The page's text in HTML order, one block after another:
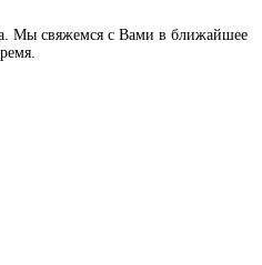
Мы свяжемся с Вами в ближайшее